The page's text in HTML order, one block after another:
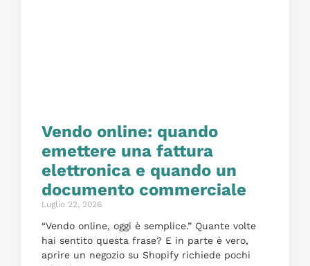
Vendo online: quando
emettere una fattura
elettronica e quando un
documento commerciale
Luglio 22, 2026
“Vendo online, oggi è semplice.” Quante volte
hai sentito questa frase? E in parte è vero,
aprire un negozio su Shopify richiede pochi